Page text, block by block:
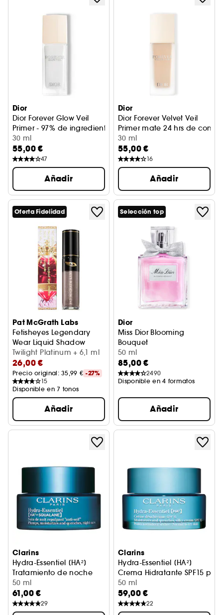
Dior
Dior Forever Glow Veil
Primer - 97% de ingredientes de origen natural
30 ml
55,00 €
47
Añadir
Dior
Dior Forever Velvet Veil
Primer mate 24 hrs de
30 ml
55,00 €
16
Añadir
Oferta Fidelidad
Pat McGrath Labs
Fetisheyes Legendary
Wear Liquid Shadow
Sombra de ojos líquida
Twilight Platinum + 6,1 ml
26,00 €
Precio original: 35,99 € -27%
15
Disponible en 7 tonos
Añadir
Selección top
Dior
Miss Dior Blooming
Bouquet
Eau de toilette
50 ml
85,00 €
2490
Disponible en 4 formatos
Añadir
Clarins
Hydra-Essentiel [HA²]
Tratamiento de noche
50 ml
61,00 €
29
Clarins
Hydra-Essentiel [HA²]
Crema Hidratante SPF15
50 ml
59,00 €
22